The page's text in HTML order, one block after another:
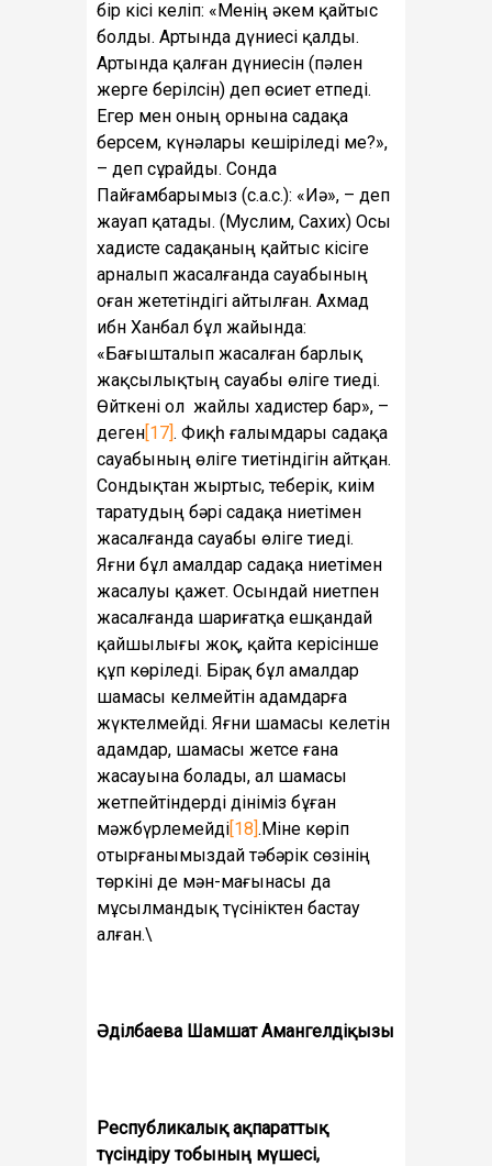
бір кісі келіп: «Менің әкем қайтыс
болды. Артында дүниесі қалды.
Артында қалған дүниесін (пәлен
жерге берілсін) деп өсиет етпеді.
Егер мен оның орнына садақа
берсем, күнәлары кешіріледі ме?»,
– деп сұрайды. Сонда
Пайғамбарымыз (с.а.с.): «Иә», – деп
жауап қатады. (Муслим, Сахих) Осы
хадисте садақаның қайтыс кісіге
арналып жасалғанда сауабының
оған жететіндігі айтылған. Ахмад
ибн Ханбал бұл жайында:
«Бағышталып жасалған барлық
жақсылықтың сауабы өліге тиеді.
Өйткені ол жайлы хадистер бар», –
деген[17]. Фиқһ ғалымдары садақа
сауабының өліге тиетіндігін айтқан.
Сондықтан жыртыс, теберік, киім
таратудың бәрі садақа ниетімен
жасалғанда сауабы өліге тиеді.
Яғни бұл амалдар садақа ниетімен
жасалуы қажет. Осындай ниетпен
жасалғанда шариғатқа ешқандай
қайшылығы жоқ, қайта керісінше
құп көріледі. Бірақ бұл амалдар
шамасы келмейтін адамдарға
жүктелмейді. Яғни шамасы келетін
адамдар, шамасы жетсе ғана
жасауына болады, ал шамасы
жетпейтіндерді дініміз бұған
мәжбүрлемейді[18].Міне көріп
отырғанымыздай тәбәрік сөзінің
төркіні де мән-мағынасы да
мұсылмандық түсініктен бастау
алған.\
Әділбаева Шамшат Амангелдіқызы
Республикалық ақпараттық
түсіндіру тобының мүшесі,